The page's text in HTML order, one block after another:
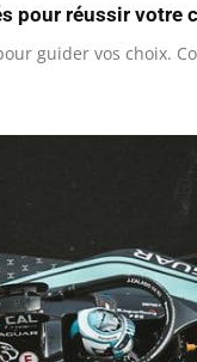
pour réussir votre
guider vos choix.